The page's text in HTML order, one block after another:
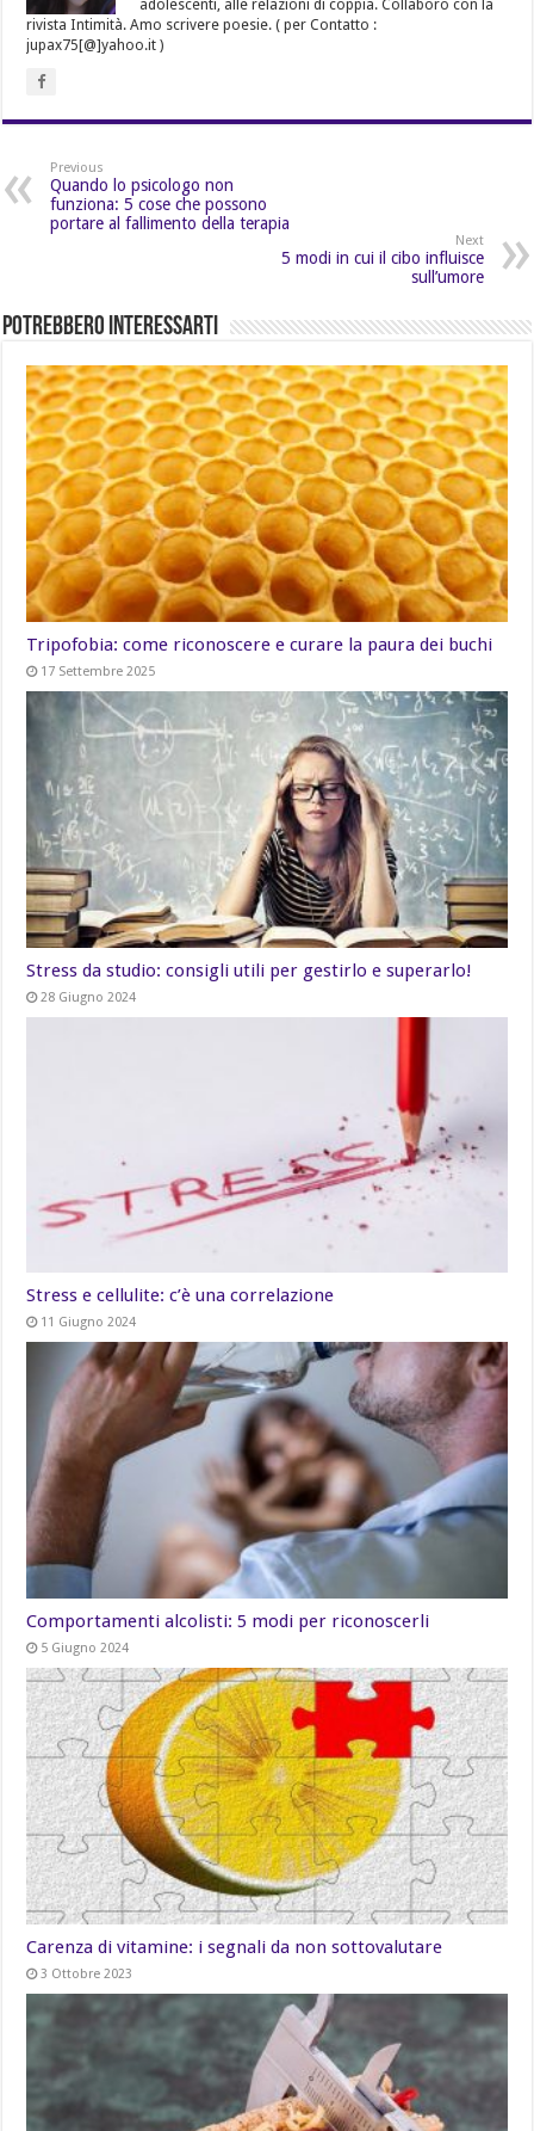
adolescenti, alle relazioni di coppia. Collaboro con la
rivista Intimità. Amo scrivere poesie. ( per Contatto :
jupax75[@]yahoo.it )
Previous
Quando lo psicologo non
funziona: 5 cose che possono
portare al fallimento della terapia
Next
5 modi in cui il cibo influisce
sull’umore
Potrebbero Interessarti
Tripofobia: come riconoscere e curare la paura dei buchi
17 Settembre 2025
Stress da studio: consigli utili per gestirlo e superarlo!
28 Giugno 2024
Stress e cellulite: c’è una correlazione
11 Giugno 2024
Comportamenti alcolisti: 5 modi per riconoscerli
5 Giugno 2024
Carenza di vitamine: i segnali da non sottovalutare
3 Ottobre 2023